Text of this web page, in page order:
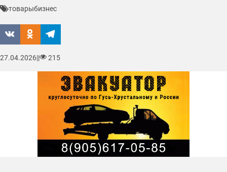
товарыбизнес
27.04.2026|| 215